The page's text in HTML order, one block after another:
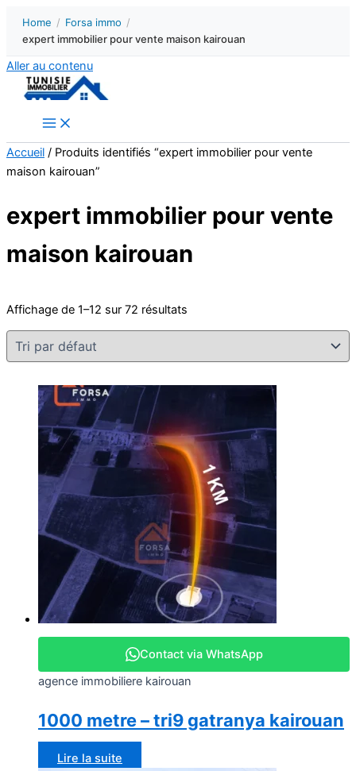
Home / Forsa immo /
expert immobilier pour vente maison kairouan
Aller au contenu
Accueil / Produits identifiés “expert immobilier pour vente
maison kairouan”
expert immobilier pour vente
maison kairouan
Affichage de 1–12 sur 72 résultats
Contact via WhatsApp
agence immobiliere kairouan
1000 metre – tri9 gatranya kairouan
Lire la suite